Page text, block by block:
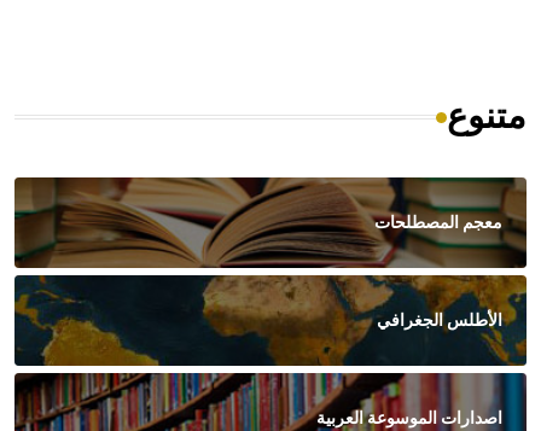
متنوع
معجم المصطلحات
الأطلس الجغرافي
اصدارات الموسوعة العربية